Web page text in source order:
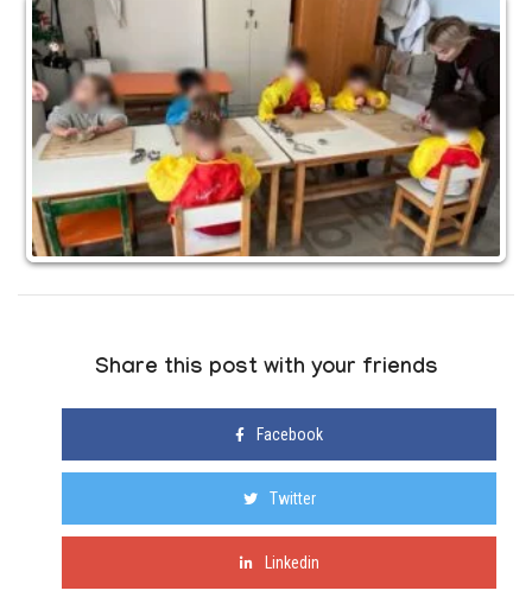
Share this post with your friends
Facebook
Twitter
Linkedin